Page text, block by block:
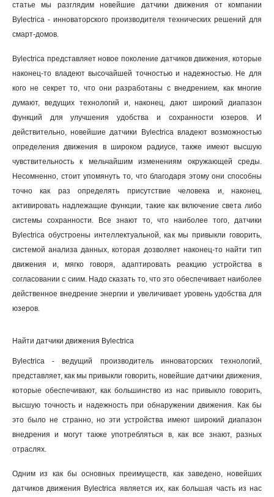
статье мы разглядим новейшие датчики движения от компании
Bylectrica - инноваторского производителя технических решений для
смарт-домов.
Bylectrica представляет новое поколение датчиков движения, которые
наконец-то владеют высочайшей точностью и надежностью. Не для
кого не секрет то, что они разработаны с внедрением, как многие
думают, ведущих технологий и, наконец, дают широкий диапазон
функций для улучшения удобства и сохранности юзеров. И
действительно, новейшие датчики Bylectrica владеют возможностью
определения движения в широком радиусе, также имеют высшую
чувствительность к мельчайшим изменениям окружающей среды.
Несомненно, стоит упомянуть то, что благодаря этому они способны
точно как раз определять присутствие человека и, наконец,
активировать надлежащие функции, такие как включение света либо
системы сохранности. Все знают то, что наиболее того, датчики
Bylectrica обустроены интеллектуальной, как мы привыкли говорить,
системой анализа данных, которая дозволяет наконец-то найти тип
движения и, мягко говоря, адаптировать реакцию устройства в
согласовании с сиим. Надо сказать то, что это обеспечивает наиболее
действенное внедрение энергии и увеличивает уровень удобства для
юзеров.
Найти датчики движения Bylectrica
Bylectrica - ведущий производитель инноваторских технологий,
представляет, как мы привыкли говорить, новейшие датчики движения,
которые обеспечивают, как большинство из нас привыкло говорить,
высшую точность и надежность при обнаружении движения. Как бы
это было не странно, но эти устройства имеют широкий диапазон
внедрения и могут также употребляться в, как все знают, разных
отраслях.
Одним из как бы основных преимуществ, как заведено, новейших
датчиков движения Bylectrica является их, как большая часть из нас